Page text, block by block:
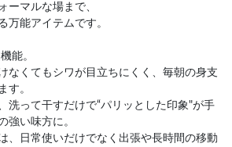
ーマルな場まで、
万能アイテムです。
能。
なくてもシワが目立ちにくく、毎朝の身支
す。
洗って干すだけで“パリッとした印象"が手
強い味方に。
、日常使いだけでなく出張や長時間の移動